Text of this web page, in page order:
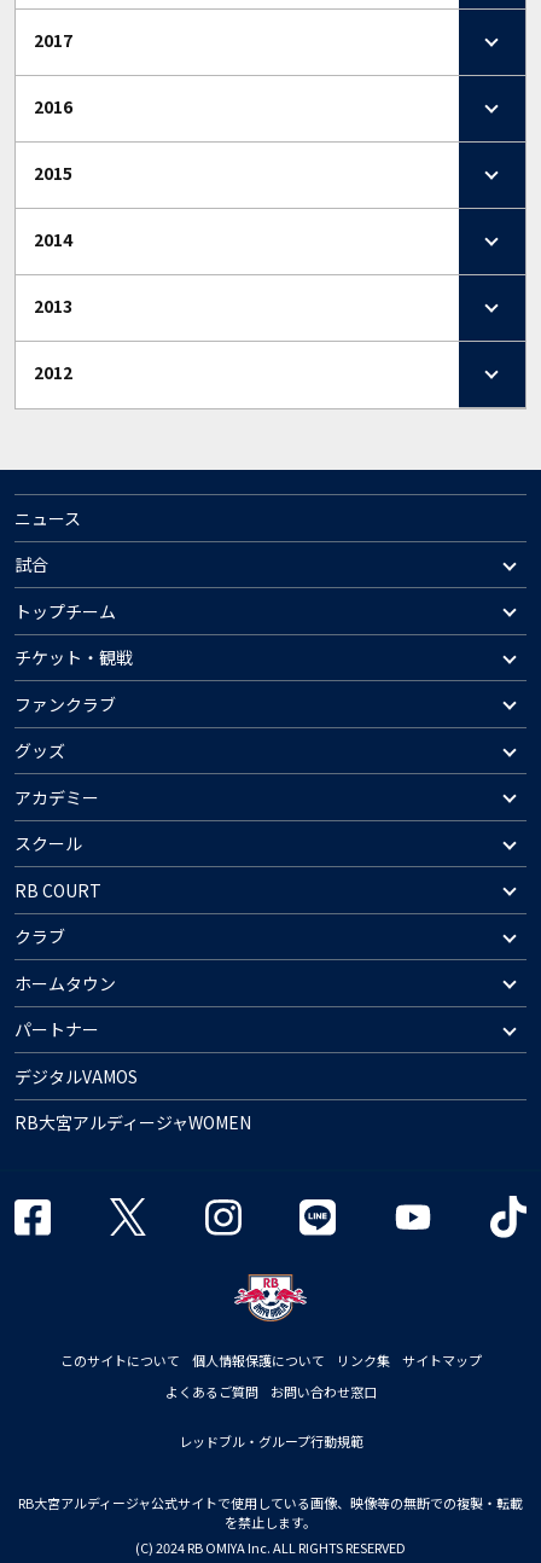
2017
2016
2015
2014
2013
2012
ニュース
試合
トップチーム
チケット・観戦
ファンクラブ
グッズ
アカデミー
スクール
RB COURT
クラブ
ホームタウン
パートナー
デジタルVAMOS
RB大宮アルディージャWOMEN
このサイトについて 個人情報保護について リンク集
サイトマップ
よくあるご質問
お問い合わせ窓口
レッドブル・グループ行動規範
RB大宮アルディージャ公式サイトで使用している画像、映像等の無断での複製・転載
を禁止します。
(C) 2024 RB OMIYA Inc. ALL RIGHTS RESERVED